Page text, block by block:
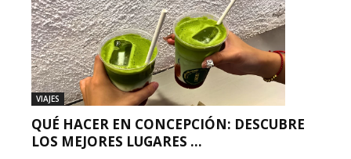
VIAJES
QUÉ HACER EN CONCEPCIÓN: DESCUBRE
LOS MEJORES LUGARES ...